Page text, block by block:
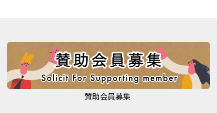
賛助会員募集